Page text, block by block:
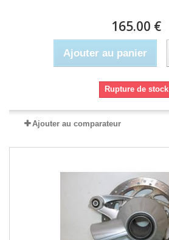
165.00 €
Ajouter au panier
Rupture de stock
Ajouter au comparateur